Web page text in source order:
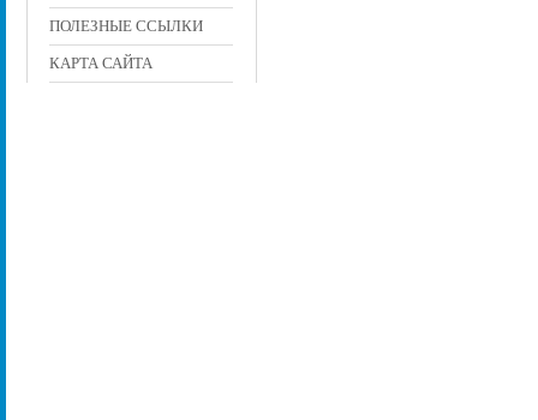
ПОЛЕЗНЫЕ ССЫЛКИ
КАРТА САЙТА